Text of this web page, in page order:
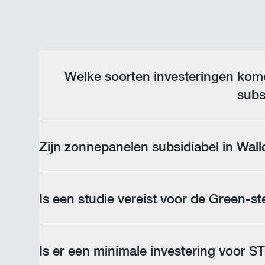
Welke soorten investeringen
subsidie te verkrijgen variëren naargelang het gewest en de
Zijn zonnepanelen subsidiabel in
alternatieven.
Is een studie vereist voor de Green-
Is er een minimale investering voor